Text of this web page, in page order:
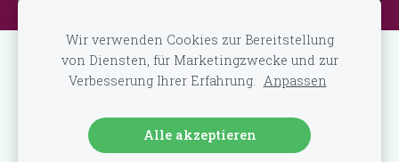
Cookies
Website.
Wir verwenden Cookies zur Bereitstellung
von Diensten, für Marketingzwecke und zur
Verbesserung Ihrer Erfahrung. Anpassen
Alle akzeptieren